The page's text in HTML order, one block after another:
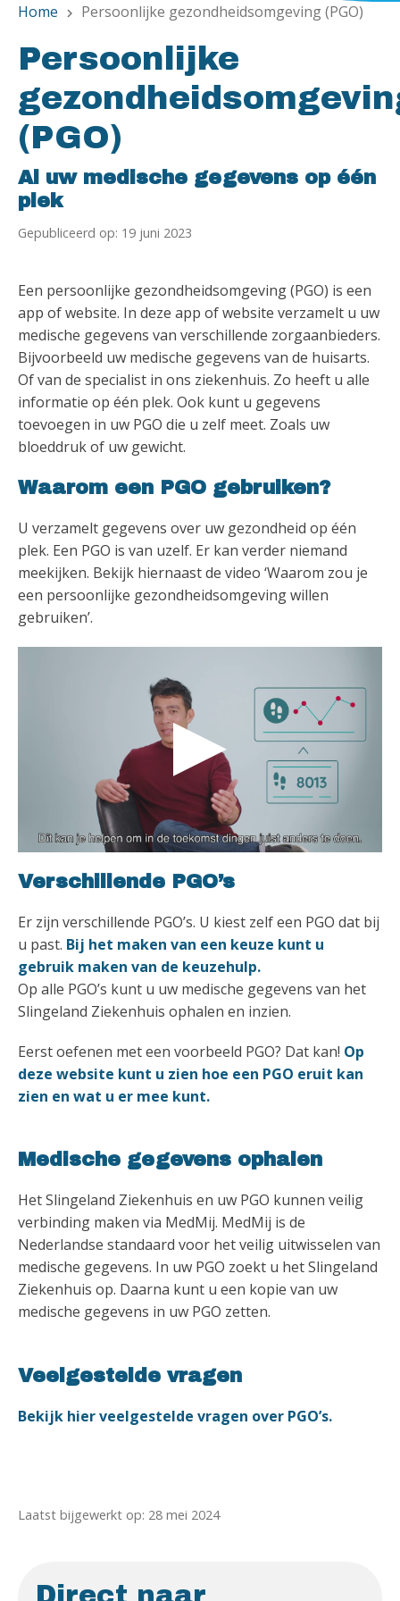
Home chevron_right Persoonlijke gezondheidsomgeving (PGO)
Persoonlijke
(PGO)
Al uw medische gegevens op één
plek
Gepubliceerd op: 19 juni 2023
Een persoonlijke gezondheidsomgeving (PGO) is een
app of website. In deze app of website verzamelt u uw
medische gegevens van verschillende zorgaanbieders.
Bijvoorbeeld uw medische gegevens van de huisarts.
Of van de specialist in ons ziekenhuis. Zo heeft u alle
informatie op één plek. Ook kunt u gegevens
toevoegen in uw PGO die u zelf meet. Zoals uw
bloeddruk of uw gewicht.
Waarom een PGO gebruiken?
U verzamelt gegevens over uw gezondheid op één
plek. Een PGO is van uzelf. Er kan verder niemand
meekijken. Bekijk hiernaast de video ‘Waarom zou je
een persoonlijke gezondheidsomgeving willen
gebruiken’.
Verschillende PGO’s
Er zijn verschillende PGO’s. U kiest zelf een PGO dat bij
u past. Bij het maken van een keuze kunt u
gebruik maken van de keuzehulp.
Op alle PGO’s kunt u uw medische gegevens van het
Slingeland Ziekenhuis ophalen en inzien.
Eerst oefenen met een voorbeeld PGO? Dat kan! Op
deze website kunt u zien hoe een PGO eruit kan
zien en wat u er mee kunt.
Medische gegevens ophalen
Het Slingeland Ziekenhuis en uw PGO kunnen veilig
verbinding maken via MedMij. MedMij is de
Nederlandse standaard voor het veilig uitwisselen van
medische gegevens. In uw PGO zoekt u het Slingeland
Ziekenhuis op. Daarna kunt u een kopie van uw
medische gegevens in uw PGO zetten.
Veelgestelde vragen
Bekijk hier veelgestelde vragen over PGO’s.
Laatst bijgewerkt op: 28 mei 2024